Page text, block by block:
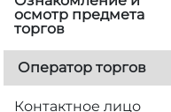
осмотр предмета
торгов
Оператор торгов
Контактное лицо